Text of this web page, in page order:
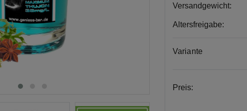
Versandgewicht:
Altersfreigabe:
Variante
Preis: